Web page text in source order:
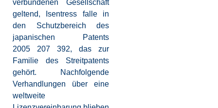
verbundenen Gesellschaft
geltend, Isentress falle in
den Schutzbereich des
japanischen Patents
2005 207 392, das zur
Familie des Streitpatents
gehört. Nachfolgende
Verhandlungen über eine
weltweite